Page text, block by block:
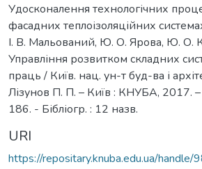
Удосконалення технологічних
фасадних теплоізоляційних
І. В. Мальований, Ю. О. Ярова, Ю. О.
Управління розвитком складних
праць / Київ. нац. ун-т буд-ва і
Лізунов П. П. – Київ : КНУБА, 2017.
186. - Бібліогр. : 12 назв.
URI
https://repositary.knuba.edu.ua/